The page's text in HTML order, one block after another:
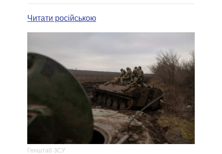
Читати російською
Генштаб ЗСУ